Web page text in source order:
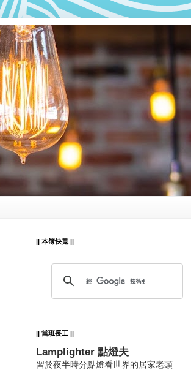
|| 本簿快蒐 ||
|| 當班長工 ||
Lamplighter 點燈夫
習於夜半時分點燈看世界的居家老頭